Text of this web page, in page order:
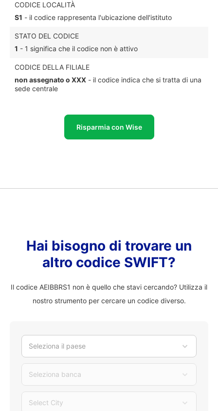
CODICE LOCALITÀ
S1 - il codice rappresenta l'ubicazione dell'istituto
STATO DEL CODICE
1 - 1 significa che il codice non è attivo
CODICE DELLA FILIALE
non assegnato o XXX - il codice indica che si tratta di una
sede centrale
Risparmia con Wise
Hai bisogno di trovare un
altro codice SWIFT?
Il codice AEIBBRS1 non è quello che stavi cercando? Utilizza il
nostro strumento per cercare un codice diverso.
Seleziona il paese
Seleziona banca
Select City